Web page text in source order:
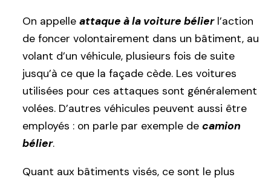
On appelle attaque à la voiture bélierl’action
de foncer volontairement dans un bâtiment, au
volant d’un véhicule, plusieurs fois de suite
jusqu’à ce que la façade cède. Les voitures
utilisées pour ces attaques sont généralement
volées. D’autres véhicules peuvent aussi être
employés : on parle par exemple de camion
bélier.
Quant aux bâtiments visés, ce sont le plus